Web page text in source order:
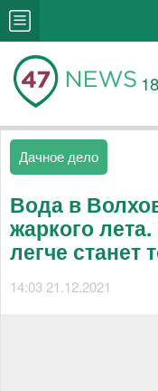
Дачное дело
Вода в
жаркого
легче станет
14:03 21.12.2021